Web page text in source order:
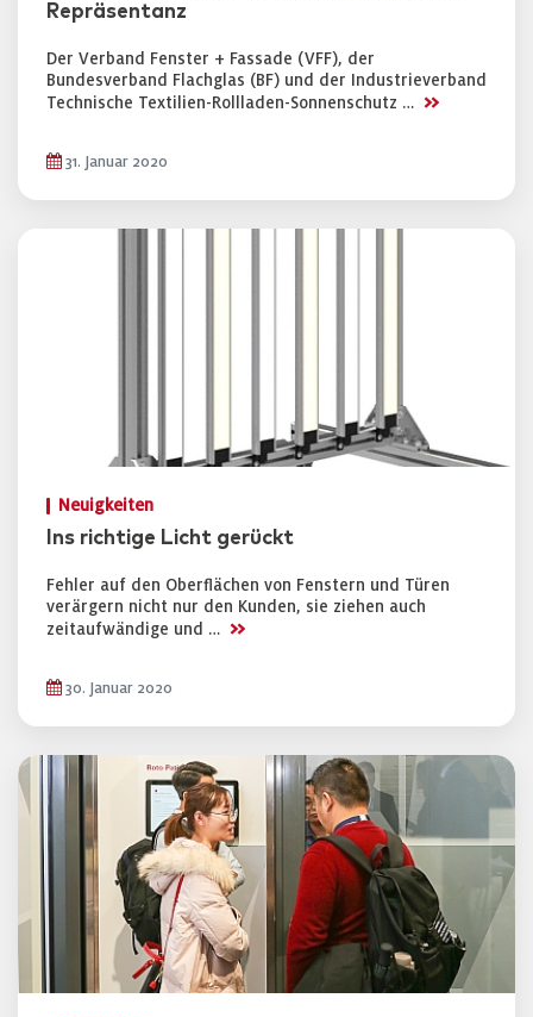
Repräsentanz
Der Verband Fenster + Fassade (VFF), der
Bundesverband Flachglas (BF) und der Industrieverband
Technische Textilien-Rollladen-Sonnenschutz … >>
31. Januar 2020
Neuigkeiten
Ins richtige Licht gerückt
Fehler auf den Oberflächen von Fenstern und Türen
verärgern nicht nur den Kunden, sie ziehen auch
zeitaufwändige und … >>
30. Januar 2020